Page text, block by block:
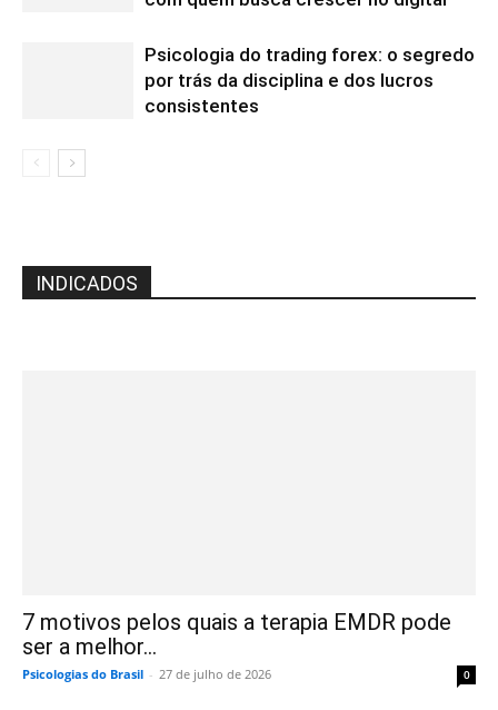
Psicologia do trading forex: o segredo
por trás da disciplina e dos lucros
consistentes
INDICADOS
7 motivos pelos quais a terapia EMDR pode
ser a melhor...
Psicologias do Brasil - 27 de julho de 2026 0